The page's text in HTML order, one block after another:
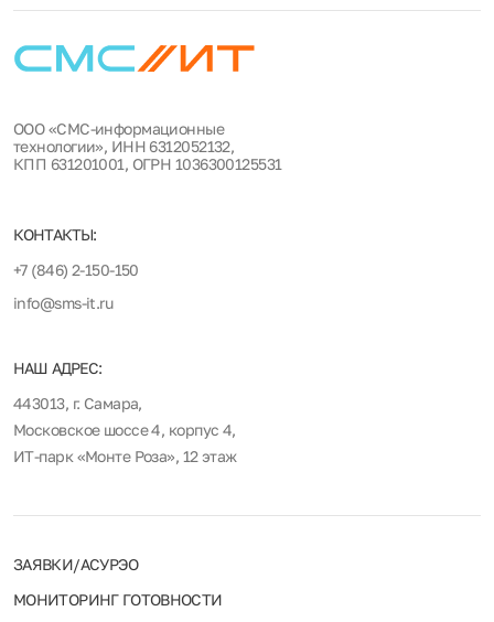
ООО «СМС-информационные
технологии», ИНН 6312052132,
КПП 631201001, ОГРН 1036300125531
КОНТАКТЫ:
+7 (846) 2-150-150
info@sms-it.ru
НАШ АДРЕС:
443013, г. Самара,
Московское шоссе 4, корпус 4,
ИТ-парк «Монте Роза», 12 этаж
ЗАЯВКИ/АСУРЭО
МОНИТОРИНГ ГОТОВНОСТИ